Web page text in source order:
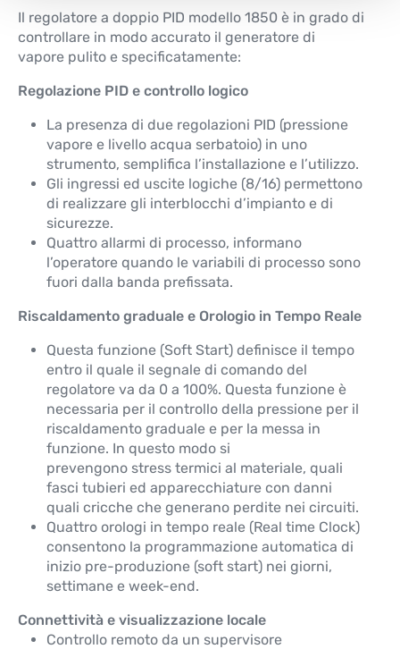
Il regolatore a doppio PID modello 1850 è in grado di
controllare in modo accurato il generatore di
vapore pulito e specificatamente:
Regolazione PID e controllo logico
La presenza di due regolazioni PID (pressione
vapore e livello acqua serbatoio) in uno
strumento, semplifica l’installazione e l’utilizzo.
Gli ingressi ed uscite logiche (8/16) permettono
di realizzare gli interblocchi d’impianto e di
sicurezze.
Quattro allarmi di processo, informano
l’operatore quando le variabili di processo sono
fuori dalla banda prefissata.
Riscaldamento graduale e Orologio in Tempo Reale
Questa funzione (Soft Start) definisce il tempo
entro il quale il segnale di comando del
regolatore va da 0 a 100%. Questa funzione è
necessaria per il controllo della pressione per il
riscaldamento graduale e per la messa in
funzione. In questo modo si
prevengono stress termici al materiale, quali
fasci tubieri ed apparecchiature con danni
quali cricche che generano perdite nei circuiti.
Quattro orologi in tempo reale (Real time Clock)
consentono la programmazione automatica di
inizio pre-produzione (soft start) nei giorni,
settimane e week-end.
Connettività e visualizzazione locale
Controllo remoto da un supervisore